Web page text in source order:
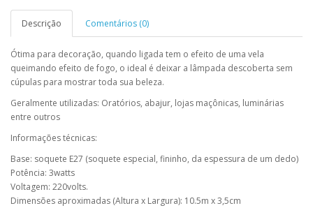
Descrição Comentários (0)
Ótima para decoração, quando ligada tem o efeito de uma vela
queimando efeito de fogo, o ideal é deixar a lâmpada descoberta sem
cúpulas para mostrar toda sua beleza.
Geralmente utilizadas: Oratórios, abajur, lojas maçônicas, luminárias
entre outros
Informações técnicas:
Base: soquete E27 (soquete especial, fininho, da espessura de um dedo)
Potência: 3watts
Voltagem: 220volts.
Dimensões aproximadas (Altura x Largura): 10.5m x 3,5cm